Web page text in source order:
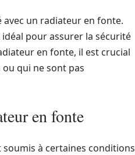
un radiateur en fonte.
pour assurer la sécurité
en fonte, il est crucial
qui ne sont pas
en fonte
à certaines conditions